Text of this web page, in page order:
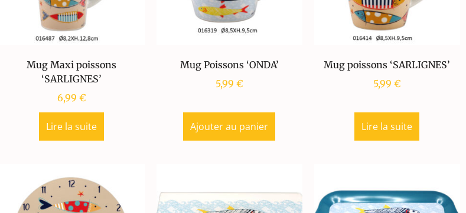
Mug Maxi poissons
‘SARLIGNES’
6,99€
Lire la suite
Mug Poissons ‘ONDA’
5,99€
Ajouter au panier
Mug poissons ‘SARLIGNES’
5,99€
Lire la suite